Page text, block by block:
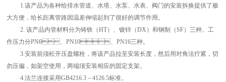
1.该产品为各种给排水管道、水塔、水泵、水表、阀门的安装拆换提供了极
大方便，给长距离管路因温差伸缩起到了很好的调节作用。
2. 该产品内管材料分为铸铁（HT）、镀锌（DX）和钢制（SF）三种。工
作压力分PN6、PN10、PN16三种。
3.安装前须松开压盘螺栓，将该产品拉至安装长度，然后用对角法拧紧，切
勿压偏，如架空使用，两端须安装相应的固定支架。
4.法兰连接采用GB4216.3－4126.5标准。